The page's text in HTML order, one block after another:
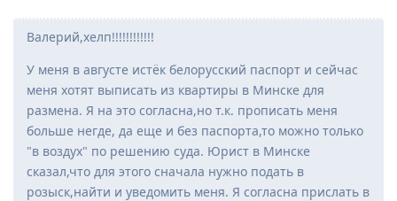
Валерий,хелп!!!!!!!!!!!!
У меня в августе истёк белорусский паспорт и сейчас
меня хотят выписать из квартиры в Минске для
размена. Я на это согласна,но т.к. прописать меня
больше негде, да еще и без паспорта,то можно только
"в воздух" по решению суда. Юрист в Минске
сказал,что для этого сначала нужно подать в
розыск,найти и уведомить меня. Я согласна прислать в